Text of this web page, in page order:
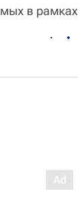
в